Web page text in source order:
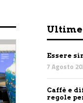
Essere
7 Agosto
Caffè e
regole